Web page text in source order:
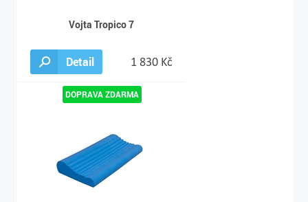
Vojta Tropico 7
Detail 1 830 Kč